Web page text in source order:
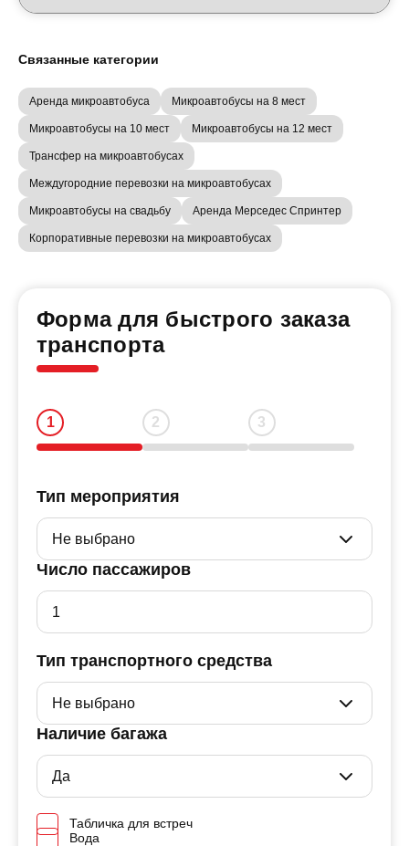
Связанные категории
Аренда микроавтобуса Микроавтобусы на 8 мест
Микроавтобусы на 10 мест Микроавтобусы на 12 мест
Трансфер на микроавтобусах
Междугородние перевозки на микроавтобусах
Микроавтобусы на свадьбу Аренда Мерседес Спринтер
Корпоративные перевозки на микроавтобусах
Форма для быстрого заказа
транспорта
Тип мероприятия
Число пассажиров
Тип транспортного средства
Наличие багажа
Табличка для встреч
Вода